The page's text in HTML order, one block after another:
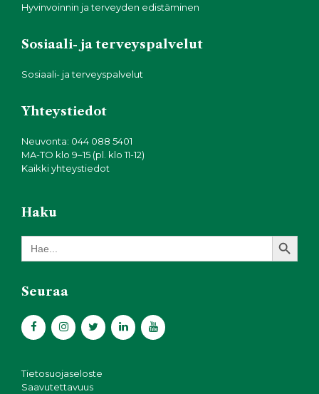
Hyvinvoinnin ja terveyden edistäminen
Sosiaali- ja terveyspalvelut
Sosiaali- ja terveyspalvelut
Yhteystiedot
Neuvonta: 044 088 5401
MA-TO klo 9–15 (pl. klo 11-12)
Kaikki yhteystiedot
Haku
Search
for:
Search Button
Seuraa
Tietosuojaseloste
Saavutettavuus